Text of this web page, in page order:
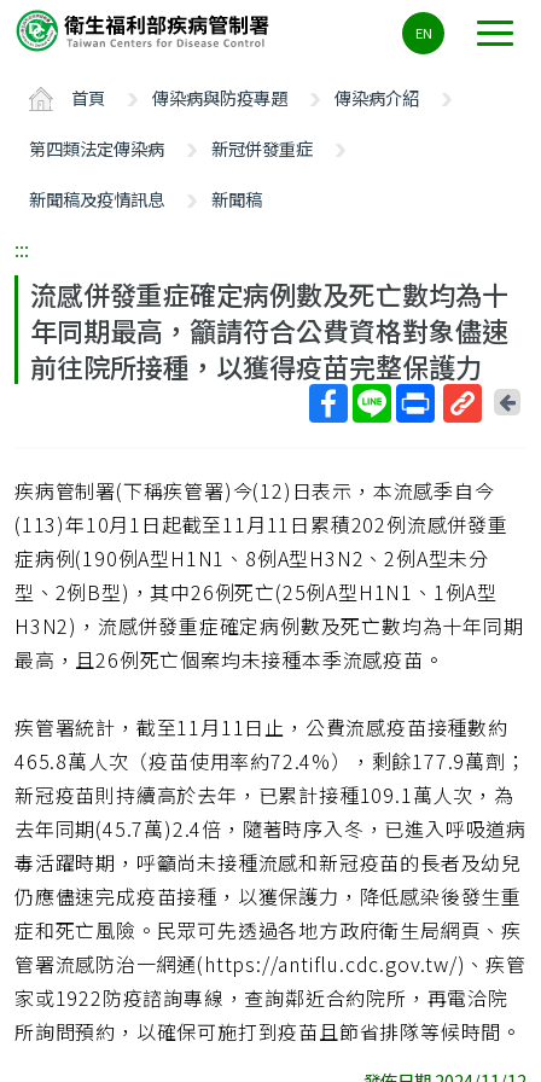
要
ALT+C
EN
首頁 傳染病與防疫專題
傳染病介紹
第四類法定傳染病
新冠併發重症
新聞稿及疫情訊息
新聞稿
:::
流感併發重症確定病例數及死亡數均為十
年同期最高，籲請符合公費資格對象儘速
前往院所接種，以獲得疫苗完整保護力
短
網
址
回
疾病管制署(下稱疾管署)今(12)日表示，本流感季自今
(113)年10月1日起截至11月11日累積202例流感併發重
症病例(190例A型H1N1、8例A型H3N2、2例A型未分
型、2例B型)，其中26例死亡(25例A型H1N1、1例A型
H3N2)，流感併發重症確定病例數及死亡數均為十年同期
最高，且26例死亡個案均未接種本季流感疫苗。
疾管署統計，截至11月11日止，公費流感疫苗接種數約
465.8萬人次（疫苗使用率約72.4%），剩餘177.9萬劑；
新冠疫苗則持續高於去年，已累計接種109.1萬人次，為
去年同期(45.7萬)2.4倍，隨著時序入冬，已進入呼吸道病
毒活躍時期，呼籲尚未接種流感和新冠疫苗的長者及幼兒
仍應儘速完成疫苗接種，以獲保護力，降低感染後發生重
症和死亡風險。民眾可先透過各地方政府衛生局網頁、疾
管署流感防治一網通(https://antiflu.cdc.gov.tw/)、疾管
家或1922防疫諮詢專線，查詢鄰近合約院所，再電洽院
所詢問預約，以確保可施打到疫苗且節省排隊等候時間。